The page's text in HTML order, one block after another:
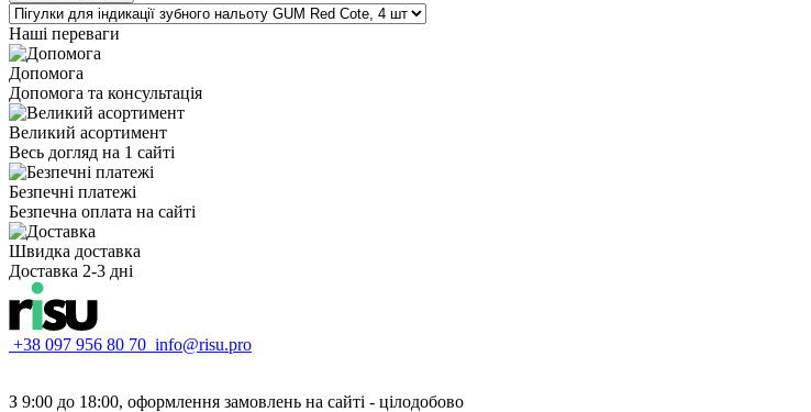
Наші переваги
Допомога
Допомога та консультація
Великий асортимент
Весь догляд на 1 сайті
Безпечні платежі
Безпечна оплата на сайті
Швидка доставка
Доставка 2-3 дні
+38 097 956 80 70 info@risu.pro
З 9:00 до 18:00, оформлення замовлень на сайті - цілодобово